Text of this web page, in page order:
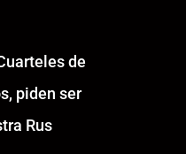
de
piden ser
Rus